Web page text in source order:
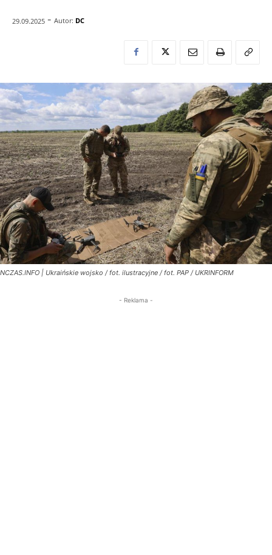
29.09.2025 - Autor: DC
NCZAS.INFO | Ukraińskie wojsko / fot. ilustracyjne / fot. PAP / UKRINFORM
- Reklama -